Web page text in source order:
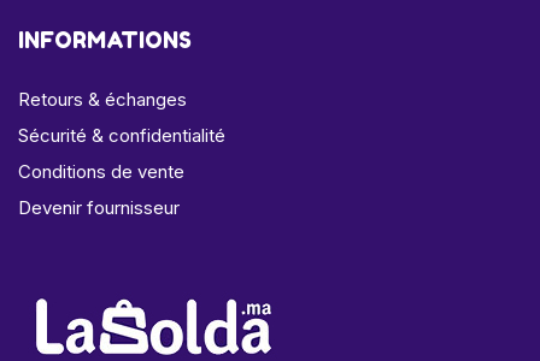
INFORMATIONS
Retours & échanges
Sécurité & confidentialité
Conditions de vente
Devenir fournisseur